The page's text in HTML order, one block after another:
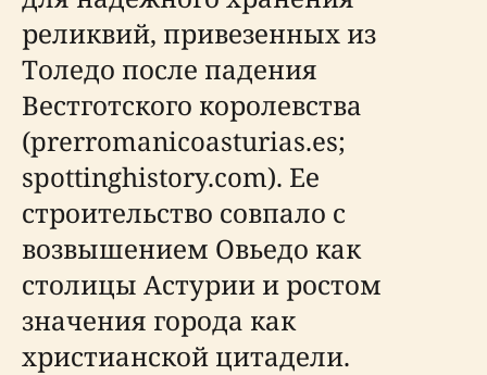
реликвий, привезенных из
Толедо после падения
Вестготского королевства
(prerromanicoasturias.es;
spottinghistory.com). Ее
строительство совпало с
возвышением Овьедо как
столицы Астурии и ростом
значения города как
христианской цитадели.